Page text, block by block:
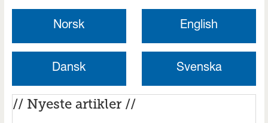
Norsk English
Dansk Svenska
// Nyeste artikler //